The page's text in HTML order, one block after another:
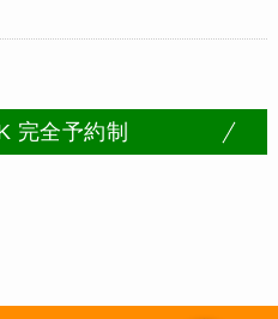
完全予約制